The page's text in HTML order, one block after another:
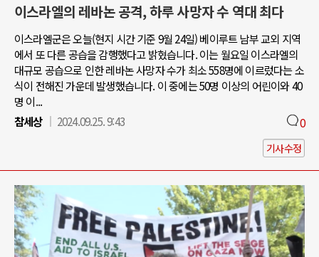
이스라엘의 레바논 공격, 하루 사망자 수 역대 최다
이스라엘군은 오늘(현지 시간 기준 9월 24일) 베이루트 남부 교외 지역
에서 또 다른 공습을 감행했다고 밝혔습니다. 이는 월요일 이스라엘의
대규모 공습으로 인한 레바논 사망자 수가 최소 558명에 이르렀다는 소
식이 전해진 가운데 발생했습니다. 이 중에는 50명 이상의 어린이와 40
명 이...
참세상
2024.09.25. 9:43 0
기사수정